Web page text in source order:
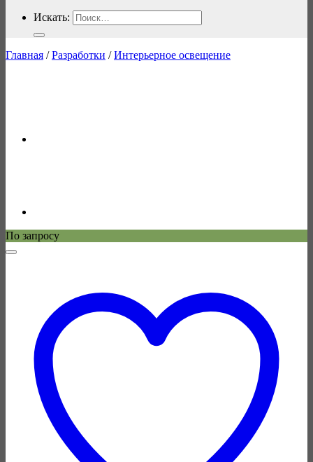
Искать:
Главная / Разработки / Интерьерное освещение
По запросу